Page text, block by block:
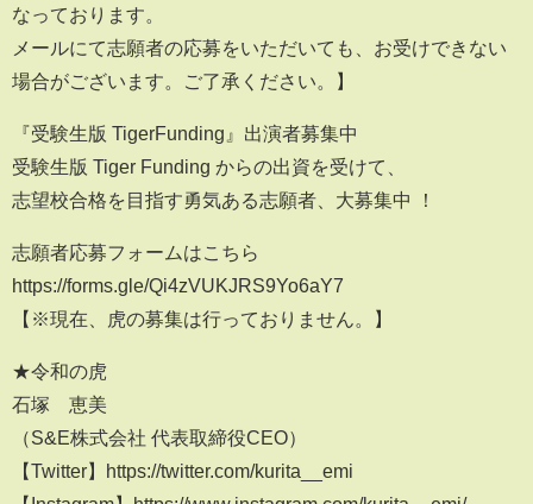
なっております。
メールにて志願者の応募をいただいても、お受けできない
場合がございます。ご了承ください。】
『受験生版 TigerFunding』出演者募集中
受験生版 Tiger Funding からの出資を受けて、
志望校合格を目指す勇気ある志願者、大募集中 ！
志願者応募フォームはこちら
https://forms.gle/Qi4zVUKJRS9Yo6aY7
【※現在、虎の募集は行っておりません。】
★令和の虎
石塚 恵美
（S&E株式会社 代表取締役CEO）
【Twitter】https://twitter.com/kurita__emi